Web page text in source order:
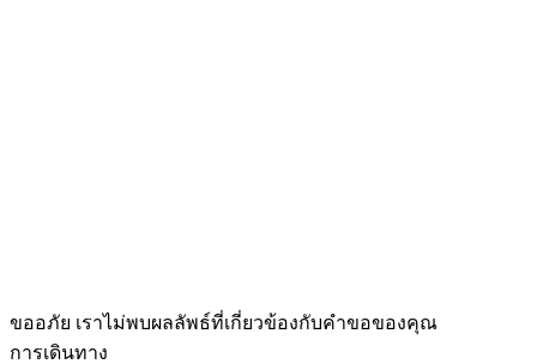
ขออภัย เราไม่พบผลลัพธ์ที่เกี่ยวข้องกับคำขอของคุณ
การเดินทาง